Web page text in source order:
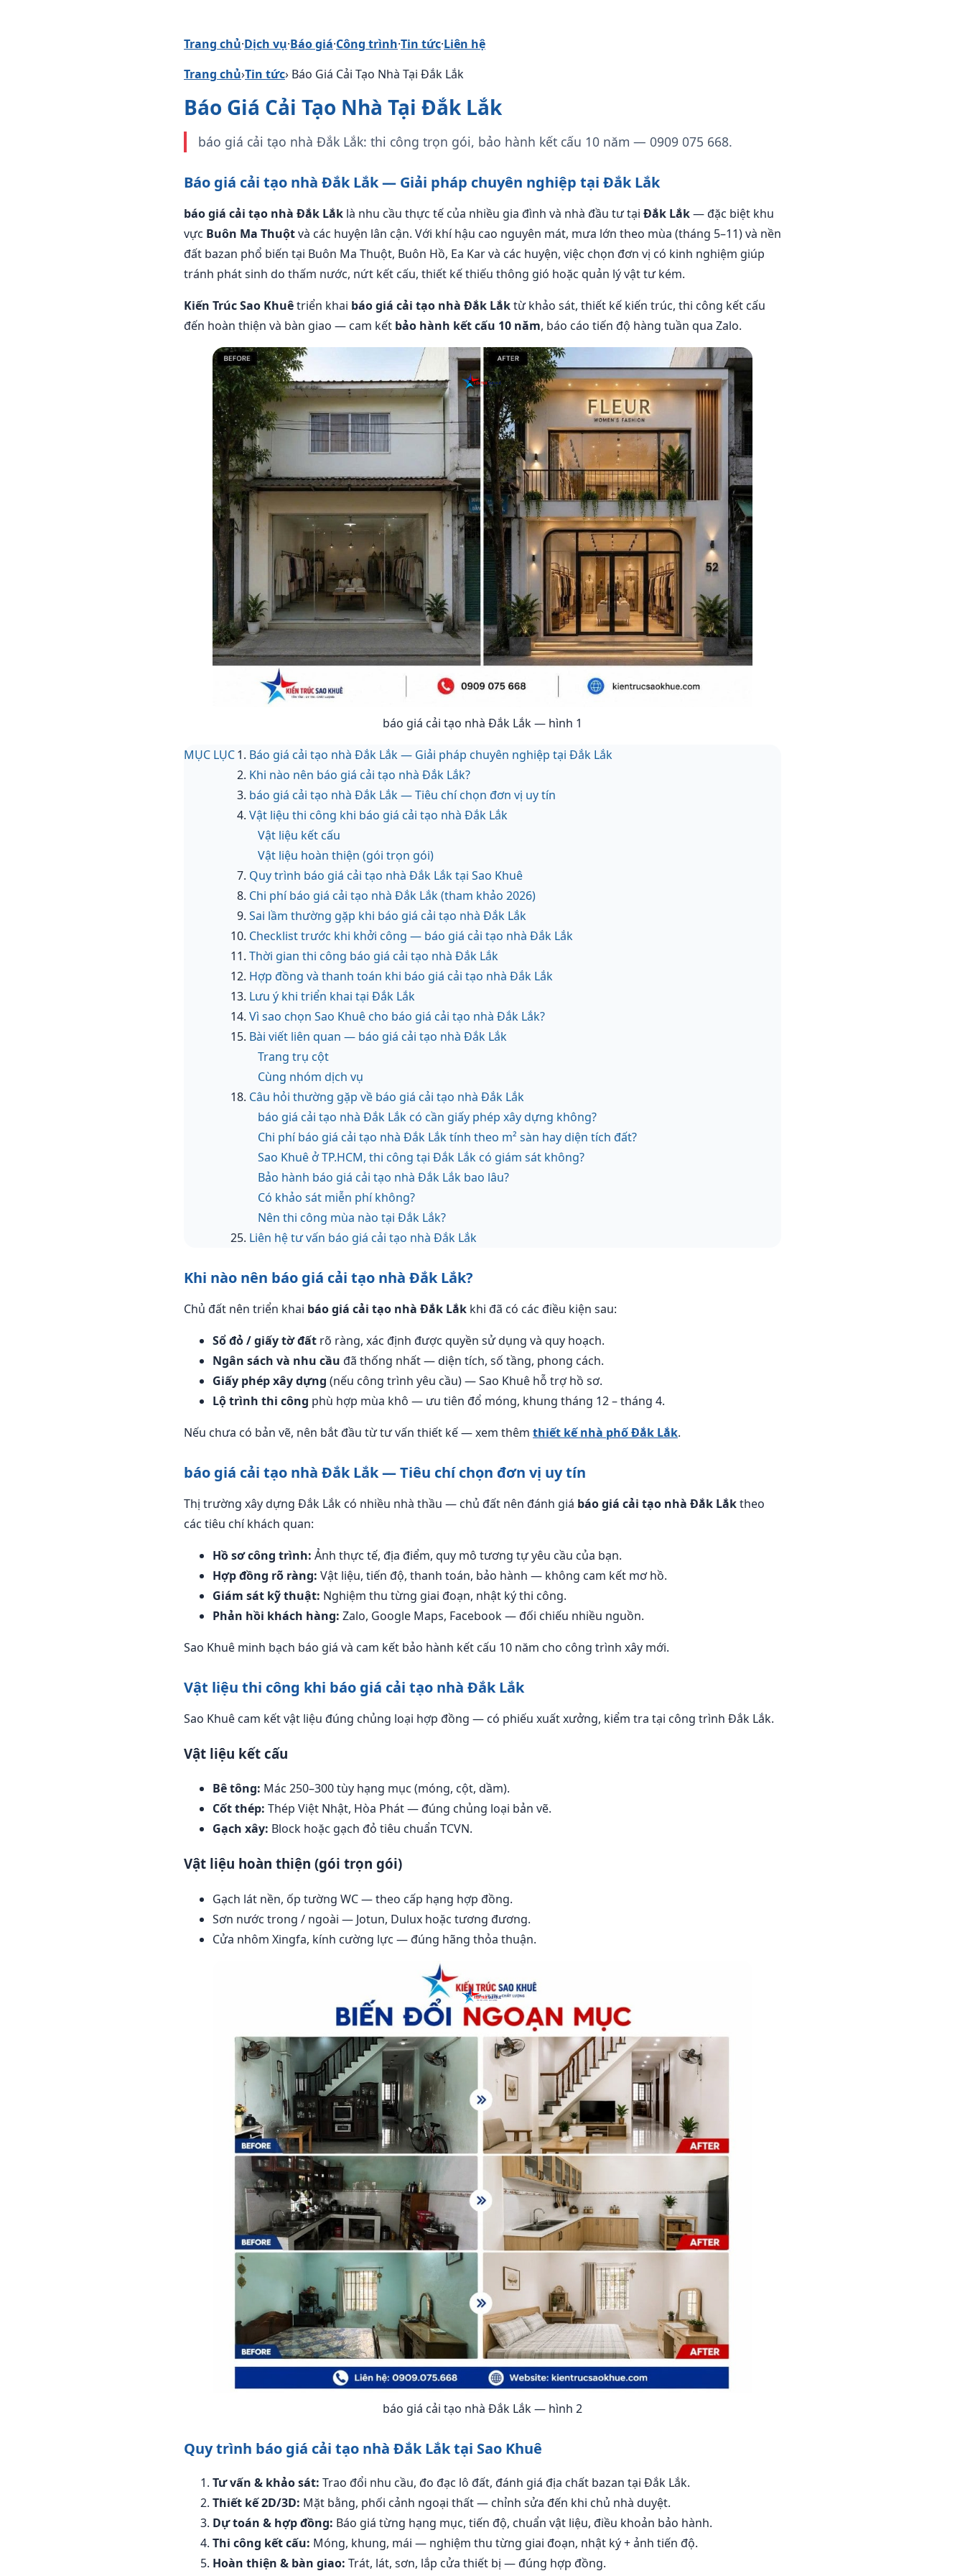
Trang chủ·Dịch vụ·Báo giá·Công trình·Tin tức·Liên hệ
Trang chủ›Tin tức› Báo Giá Cải Tạo Nhà Tại Đắk Lắk
Báo Giá Cải Tạo Nhà Tại Đắk Lắk
báo giá cải tạo nhà Đắk Lắk: thi công trọn gói, bảo hành kết cấu 10 năm — 0909 075 668.
Báo giá cải tạo nhà Đắk Lắk — Giải pháp chuyên nghiệp tại Đắk Lắk
báo giá cải tạo nhà Đắk Lắk là nhu cầu thực tế của nhiều gia đình và nhà đầu tư tại Đắk Lắk— đặc biệt khu
vực Buôn Ma Thuộtvà các huyện lân cận. Với khí hậu cao nguyên mát, mưa lớn theo mùa (tháng 5–11) và nền
đất bazan phổ biến tại Buôn Ma Thuột, Buôn Hồ, Ea Kar và các huyện, việc chọn đơn vị có kinh nghiệm giúp
tránh phát sinh do thấm nước, nứt kết cấu, thiết kế thiếu thông gió hoặc quản lý vật tư kém.
Kiến Trúc Sao Khuêtriển khai báo giá cải tạo nhà Đắk Lắktừ khảo sát, thiết kế kiến trúc, thi công kết cấu
đến hoàn thiện và bàn giao — cam kết bảo hành kết cấu 10 năm, báo cáo tiến độ hàng tuần qua Zalo.
báo giá cải tạo nhà Đắk Lắk — hình 1
MỤC LỤC
Báo giá cải tạo nhà Đắk Lắk — Giải pháp chuyên nghiệp tại Đắk Lắk
Khi nào nên báo giá cải tạo nhà Đắk Lắk?
báo giá cải tạo nhà Đắk Lắk — Tiêu chí chọn đơn vị uy tín
Vật liệu thi công khi báo giá cải tạo nhà Đắk Lắk
Vật liệu kết cấu
Vật liệu hoàn thiện (gói trọn gói)
Quy trình báo giá cải tạo nhà Đắk Lắk tại Sao Khuê
Chi phí báo giá cải tạo nhà Đắk Lắk (tham khảo 2026)
Sai lầm thường gặp khi báo giá cải tạo nhà Đắk Lắk
Checklist trước khi khởi công — báo giá cải tạo nhà Đắk Lắk
Thời gian thi công báo giá cải tạo nhà Đắk Lắk
Hợp đồng và thanh toán khi báo giá cải tạo nhà Đắk Lắk
Lưu ý khi triển khai tại Đắk Lắk
Vì sao chọn Sao Khuê cho báo giá cải tạo nhà Đắk Lắk?
Bài viết liên quan — báo giá cải tạo nhà Đắk Lắk
Trang trụ cột
Cùng nhóm dịch vụ
Câu hỏi thường gặp về báo giá cải tạo nhà Đắk Lắk
báo giá cải tạo nhà Đắk Lắk có cần giấy phép xây dựng không?
Chi phí báo giá cải tạo nhà Đắk Lắk tính theo m² sàn hay diện tích đất?
Sao Khuê ở TP.HCM, thi công tại Đắk Lắk có giám sát không?
Bảo hành báo giá cải tạo nhà Đắk Lắk bao lâu?
Có khảo sát miễn phí không?
Nên thi công mùa nào tại Đắk Lắk?
Liên hệ tư vấn báo giá cải tạo nhà Đắk Lắk
Khi nào nên báo giá cải tạo nhà Đắk Lắk?
Chủ đất nên triển khai báo giá cải tạo nhà Đắk Lắk khi đã có các điều kiện sau:
Sổ đỏ / giấy tờ đất rõ ràng, xác định được quyền sử dụng và quy hoạch.
Ngân sách và nhu cầu đã thống nhất — diện tích, số tầng, phong cách.
Giấy phép xây dựng (nếu công trình yêu cầu) — Sao Khuê hỗ trợ hồ sơ.
Lộ trình thi công phù hợp mùa khô — ưu tiên đổ móng, khung tháng 12 – tháng 4.
Nếu chưa có bản vẽ, nên bắt đầu từ tư vấn thiết kế — xem thêm thiết kế nhà phố Đắk Lắk.
báo giá cải tạo nhà Đắk Lắk — Tiêu chí chọn đơn vị uy tín
Thị trường xây dựng Đắk Lắk có nhiều nhà thầu — chủ đất nên đánh giá báo giá cải tạo nhà Đắk Lắktheo
các tiêu chí khách quan:
Hồ sơ công trình: Ảnh thực tế, địa điểm, quy mô tương tự yêu cầu của bạn.
Hợp đồng rõ ràng: Vật liệu, tiến độ, thanh toán, bảo hành — không cam kết mơ hồ.
Giám sát kỹ thuật: Nghiệm thu từng giai đoạn, nhật ký thi công.
Phản hồi khách hàng: Zalo, Google Maps, Facebook — đối chiếu nhiều nguồn.
Sao Khuê minh bạch báo giá và cam kết bảo hành kết cấu 10 năm cho công trình xây mới.
Vật liệu thi công khi báo giá cải tạo nhà Đắk Lắk
Sao Khuê cam kết vật liệu đúng chủng loại hợp đồng — có phiếu xuất xưởng, kiểm tra tại công trình Đắk Lắk.
Vật liệu kết cấu
Bê tông: Mác 250–300 tùy hạng mục (móng, cột, dầm).
Cốt thép: Thép Việt Nhật, Hòa Phát — đúng chủng loại bản vẽ.
Gạch xây: Block hoặc gạch đỏ tiêu chuẩn TCVN.
Vật liệu hoàn thiện (gói trọn gói)
Gạch lát nền, ốp tường WC — theo cấp hạng hợp đồng.
Sơn nước trong / ngoài — Jotun, Dulux hoặc tương đương.
Cửa nhôm Xingfa, kính cường lực — đúng hãng thỏa thuận.
báo giá cải tạo nhà Đắk Lắk — hình 2
Quy trình báo giá cải tạo nhà Đắk Lắk tại Sao Khuê
Tư vấn & khảo sát: Trao đổi nhu cầu, đo đạc lô đất, đánh giá địa chất bazan tại Đắk Lắk.
Thiết kế 2D/3D: Mặt bằng, phối cảnh ngoại thất — chỉnh sửa đến khi chủ nhà duyệt.
Dự toán & hợp đồng: Báo giá từng hạng mục, tiến độ, chuẩn vật liệu, điều khoản bảo hành.
Thi công kết cấu: Móng, khung, mái — nghiệm thu từng giai đoạn, nhật ký + ảnh tiến độ.
Hoàn thiện & bàn giao: Trát, lát, sơn, lắp cửa thiết bị — đúng hợp đồng.